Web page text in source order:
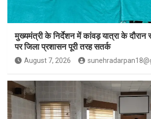
मुख्यमंत्री के निर्देशन में कांवड़ यात्रा के दौरान
पर जिला प्रशासन पूरी तरह सतर्क
August 7, 2026